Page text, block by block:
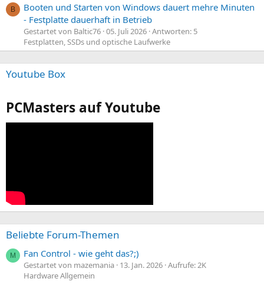
B
Booten und Starten von Windows dauert mehre Minuten
- Festplatte dauerhaft in Betrieb
Gestartet von Baltic76 05. Juli 2026 Antworten: 5
Festplatten, SSDs und optische Laufwerke
Youtube Box
PCMasters auf Youtube
Beliebte Forum-Themen
M Fan Control - wie geht das?;)
Gestartet von mazemania 13. Jan. 2026 Aufrufe: 2K
Hardware Allgemein